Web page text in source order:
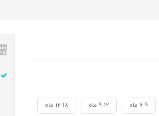
6-9 ماه 9-12 ماه 12-18 ماه